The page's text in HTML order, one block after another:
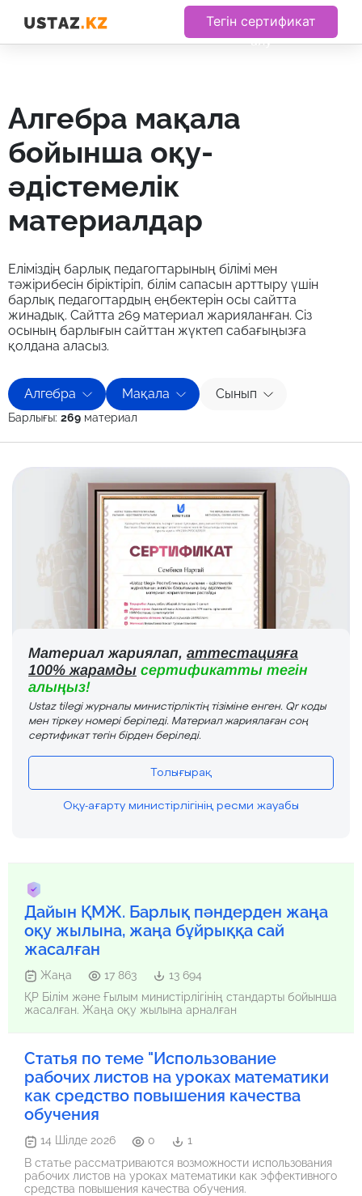
Тегін сертификат
алу
алгебра мақала
бойынша оқу-
әдістемелік
материалдар
Еліміздің барлық педагогтарының білімі мен
тәжірибесін біріктіріп, білім сапасын арттыру үшін
барлық педагогтардың еңбектерін осы сайтта
жинадық. Сайтта 269 материал жарияланған. Сіз
осының барлығын сайттан жүктеп сабағыңызға
қолдана аласыз.
Алгебра Мақала Сынып
Барлығы: 269 материал
Материал жариялап, аттестацияға
100% жарамды сертификатты тегін
алыңыз!
Ustaz tilegi журналы министірліктің тізіміне енген. Qr коды
мен тіркеу номері беріледі. Материал жариялаған соң
сертификат тегін бірден беріледі.
Толығырақ
Оқу-ағарту министірлігінің ресми жауабы
Дайын ҚМЖ. Барлық пәндерден жаңа
оқу жылына, жаңа бұйрыққа сай
жасалған
Жаңа 17 863
13 694
ҚР Білім және Ғылым министірлігінің стандарты бойынша
жасалған. Жаңа оқу жылына арналған
Статья по теме "Использование
рабочих листов на уроках математики
как средство повышения качества
обучения
14 Шілде 2026 0
1
В статье рассматриваются возможности использования
рабочих листов на уроках математики как эффективного
средства повышения качества обучения.